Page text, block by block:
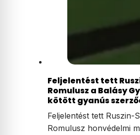
Feljelentést tett
Romulusz a Balásy
kötött gyanús
Feljelentést tett Ruszin-
Romulusz honvédelmi